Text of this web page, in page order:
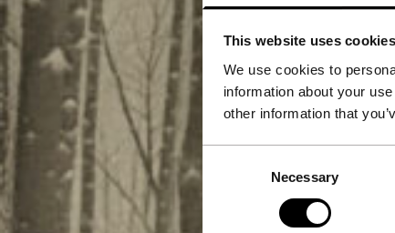
This website uses cookies
We use cookies to
information about your
other information that
Necessary